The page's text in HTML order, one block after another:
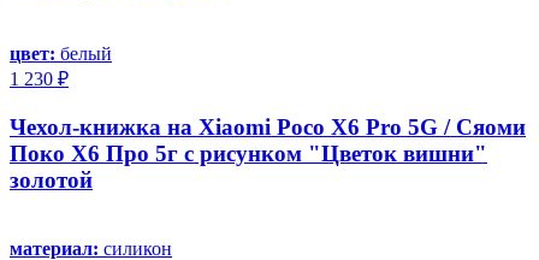
цвет: белый
1 230 ₽
Чехол-книжка на Xiaomi Poco X6 Pro 5G / Сяоми
Поко Х6 Про 5г с рисунком "Цветок вишни"
золотой
материал: силикон